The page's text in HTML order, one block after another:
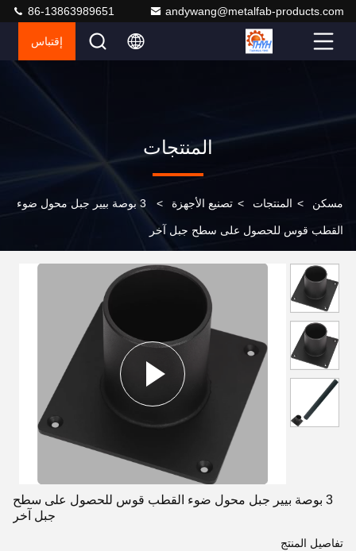
andywang@metalfab-products.com
86-13863989651
إقتباس
المنتجات
مسكن > المنتجات > تصنيع الأجهزة > 3 بوصة بيير جبل محول ضوء
القطب قوس للحصول على سطح جبل آخر
3 بوصة بيير جبل محول ضوء القطب قوس للحصول على سطح
جبل آخر
تفاصيل المنتج